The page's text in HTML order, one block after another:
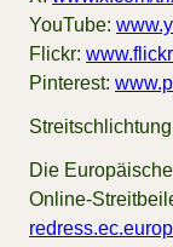
YouTube:
Flickr:
Pin­te­rest:
Streit­schlich­tung
Die
On­line-